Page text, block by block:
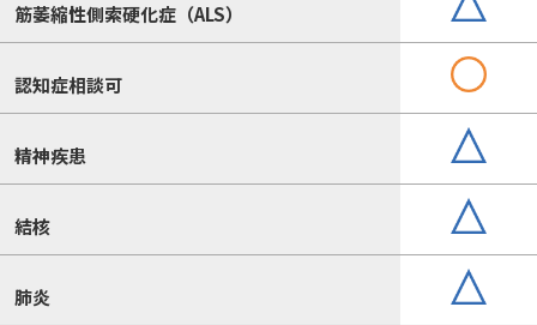
筋萎縮性側索硬化症（ALS）
認知症相談可
精神疾患
結核
肺炎